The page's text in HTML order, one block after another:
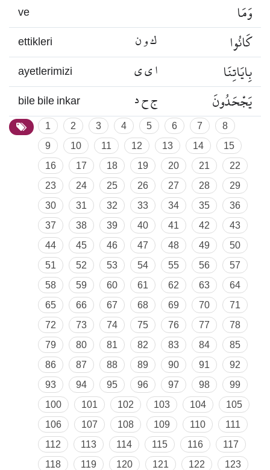
ve وَمَا
ettikleri ك و ن كَانُوا
ayetlerimizi ا ي ي بِايَاتِنَا
bile bile inkar ج ح د يَجْحَدُونَ
1 2 3 4 5 6 7
8
9
10 11 12 13 14
15
16
17 18 19 20 21
22
23
24 25 26 27 28
29
30
31 32 33 34 35
36
37
38 39 40 41 42
43
44
45 46 47 48 49
50
51
52 53 54 55 56
57
58
59 60 61 62 63
64
65
66 67 68 69 70
71
72
73 74 75 76 77
78
79
80 81 82 83 84
85
86
87 88 89 90 91
92
93
94 95 96 97 98
99
100
101 102 103 104
105
106
107 108 109 110
111
112
113 114 115 116
117
118
119 120 121 122
123